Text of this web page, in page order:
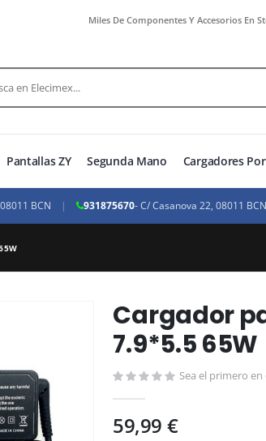
Miles De Componentes Y Accesorios En
Pantallas ZY Segunda Mano Cargadores
BCN | 931875670- C/ Casanova 22, 08011 BCN
Cargador
7.9*5.5 65W
Sea el primero
59,99 €